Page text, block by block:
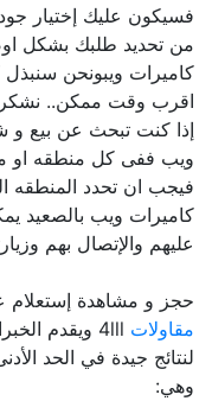
فسيكون عليك إختيار
من تحديد طلبك بشكل
كاميرات ويبونحن سنبذل
اقرب وقت ممكن..
إذا كنت تبحث عن بيع و
ويب ففى كل منطقه او
فيجب ان تحدد المنطقه
كاميرات ويب بالصعيد
عليهم والإتصال بهم
حجز و مشاهدة إستعلام
مقاولات
لنتائج جيدة في الحد
وهي: